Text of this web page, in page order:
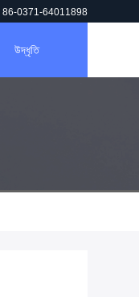
86-0371-64011898
উদ্ধৃতি